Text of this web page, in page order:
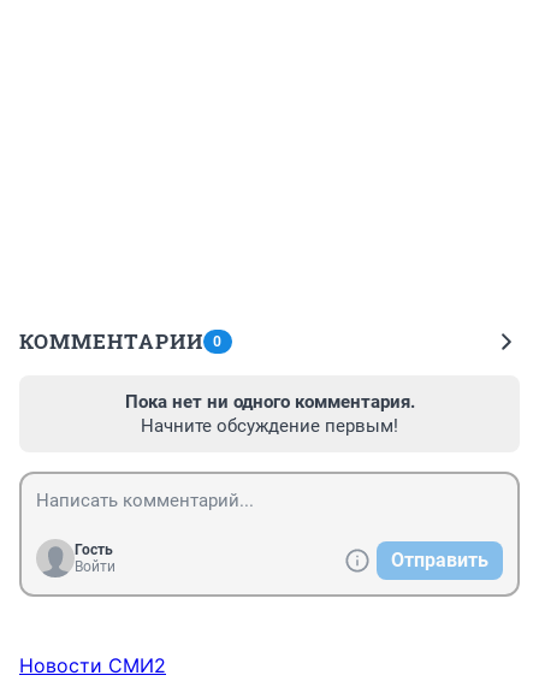
КОММЕНТАРИИ 0
Пока нет ни одного комментария.
Начните обсуждение первым!
Гость
Войти
Отправить
Новости СМИ2